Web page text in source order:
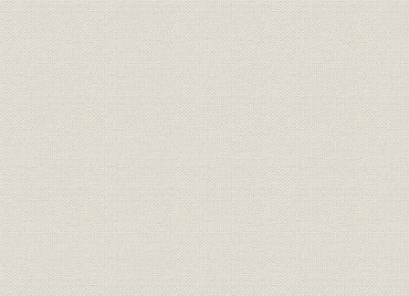
資料
事業の拡大・発展と戦時下の経
営 1917●大正6年→昭和20年
●1945
大正6年
年)